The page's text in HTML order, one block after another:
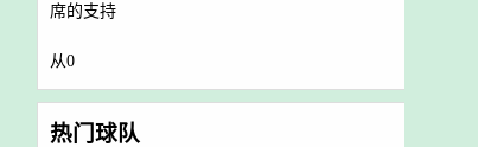
席的支持
从0
热门球队